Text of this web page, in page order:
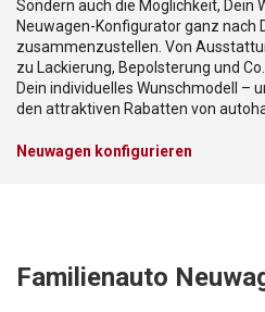
Sondern auch die Möglichkeit, Dein
Neuwagen-Konfigurator ganz nach
zusammenzustellen. Von
zu Lackierung, Bepolsterung und
Dein individuelles Wunschmodell –
den attraktiven Rabatten von
Neuwagen konfigurieren
Familienauto